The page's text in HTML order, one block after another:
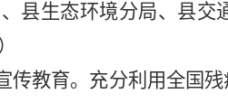
县生态环境分局、县交
传教育。充分利用全国